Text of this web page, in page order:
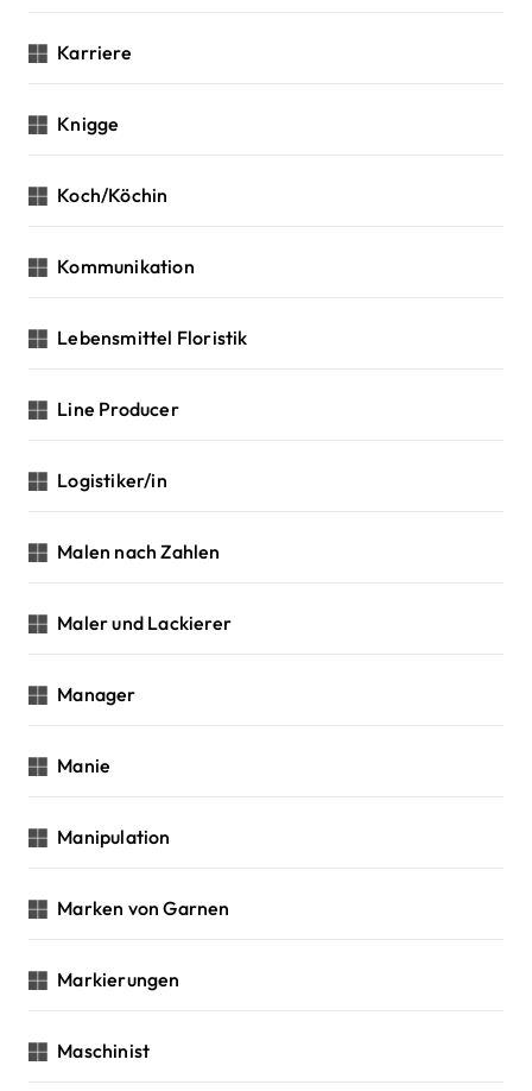
Karriere
Knigge
Koch/Köchin
Kommunikation
Lebensmittel Floristik
Line Producer
Logistiker/in
Malen nach Zahlen
Maler und Lackierer
Manager
Manie
Manipulation
Marken von Garnen
Markierungen
Maschinist